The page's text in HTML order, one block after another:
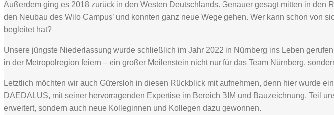
Außerdem ging es 2018 zurück in den Westen Deutschlands. Genauer gesagt mitten in
den Neubau des Wilo Campus’ und konnten ganz neue Wege gehen. Wer kann schon von
begleitet hat?
Unsere jüngste Niederlassung wurde schließlich im Jahr 2022 in Nürnberg ins Leben
in der Metropolregion feiern – ein großer Meilenstein nicht nur für das Team Nürnberg,
Letztlich möchten wir auch Gütersloh in diesen Rückblick mit aufnehmen, denn hier wurde
DAEDALUS, mit seiner hervorragenden Expertise im Bereich BIM und Bauzeichnung, Teil
erweitert, sondern auch neue Kolleginnen und Kollegen dazu gewonnen.